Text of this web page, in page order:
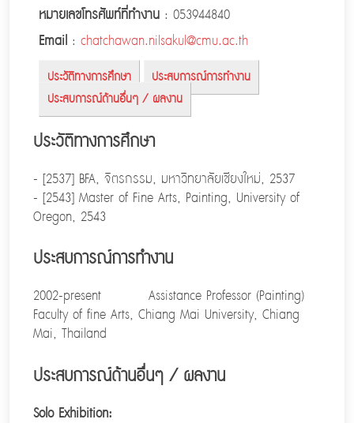
หมายเลขโทรศัพท์ที่ทำงาน : 053944840
Email :chatchawan.nilsakul@cmu.ac.th
ประวัติทางการศึกษา
ประสบการณ์การทำงาน
ประสบการณ์ด้านอื่นๆ / ผลงาน
ประวัติทางการศึกษา
- [2537] BFA, จิตรกรรม, มหาวิทยาลัยเชียงใหม่, 2537
- [2543] Master of Fine Arts, Painting, University of
Oregon, 2543
ประสบการณ์การทำงาน
2002-present Assistance Professor (Painting)
Faculty of fine Arts, Chiang Mai University, Chiang
Mai, Thailand
ประสบการณ์ด้านอื่นๆ / ผลงาน
Solo Exhibition: